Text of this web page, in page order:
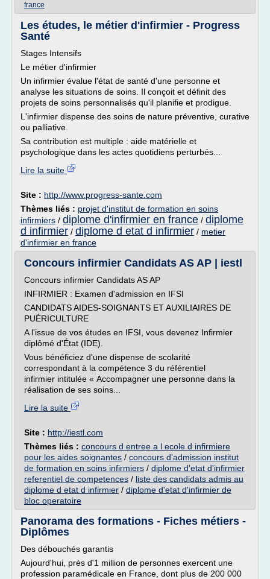
france
Les études, le métier d'infirmier - Progress
Santé
Stages Intensifs
Le métier d'infirmier
Un infirmier évalue l'état de santé d'une personne et
analyse les situations de soins. Il conçoit et définit des
projets de soins personnalisés qu'il planifie et prodigue.
L'infirmier dispense des soins de nature préventive, curative
ou palliative.
Sa contribution est multiple : aide matérielle et
psychologique dans les actes quotidiens perturbés...
Lire la suite
Site : http://www.progress-sante.com
Thèmes liés : projet d'institut de formation en soins
infirmiers / diplome d'infirmier en france / diplome
d infirmier / diplome d etat d infirmier / metier
d'infirmier en france
Concours infirmier Candidats AS AP | iestl
Concours infirmier Candidats AS AP
INFIRMIER : Examen d'admission en IFSI
CANDIDATS AIDES-SOIGNANTS ET AUXILIAIRES DE
PUÉRICULTURE
A l'issue de vos études en IFSI, vous devenez Infirmier
diplômé d'État (IDE).
Vous bénéficiez d'une dispense de scolarité
correspondant à la compétence 3 du référentiel
infirmier intitulée « Accompagner une personne dans la
réalisation de ses soins...
Lire la suite
Site : http://iestl.com
Thèmes liés : concours d entree a l ecole d infirmiere
pour les aides soignantes / concours d'admission institut
de formation en soins infirmiers / diplome d'etat d'infirmier
referentiel de competences / liste des candidats admis au
diplome d etat d infirmier / diplome d'etat d'infirmier de
bloc operatoire
Panorama des formations - Fiches métiers -
Diplômes
Des débouchés garantis
Aujourd'hui, près d'1 million de personnes exercent une
profession paramédicale en France, dont plus de 200 000